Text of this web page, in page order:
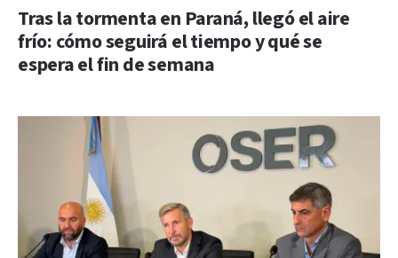
Tras la tormenta en Paraná, llegó el aire
frío: cómo seguirá el tiempo y qué se
espera el fin de semana